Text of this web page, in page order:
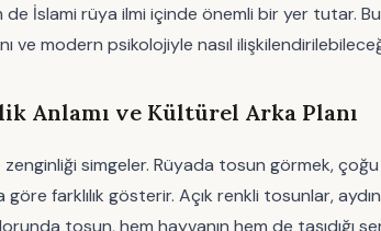
İslami rüya ilmi içinde önemli bir yer tutar.
ve modern psikolojiyle nasıl
Anlamı ve Kültürel Arka Planı
simgeler. Rüyada tosun görmek,
farklılık gösterir. Açık renkli tosunlar,
tosun, hem hayvanın hem de taşıdığı